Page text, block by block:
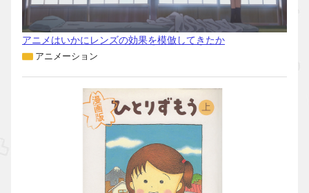
アニメはいかにレンズの効果を模倣してきたか
アニメーション